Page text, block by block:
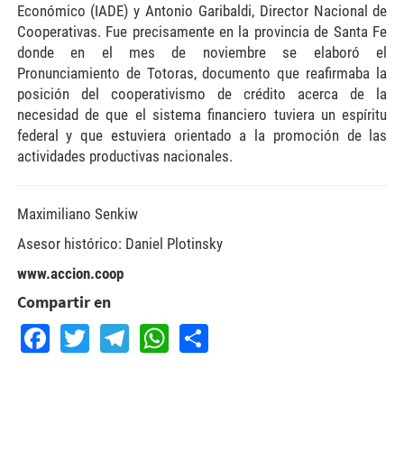
Económico (IADE) y Antonio Garibaldi, Director Nacional de
Cooperativas. Fue precisamente en la provincia de Santa Fe
donde en el mes de noviembre se elaboró el
Pronunciamiento de Totoras, documento que reafirmaba la
posición del cooperativismo de crédito acerca de la
necesidad de que el sistema financiero tuviera un espíritu
federal y que estuviera orientado a la promoción de las
actividades productivas nacionales.
Maximiliano Senkiw
Asesor histórico: Daniel Plotinsky
www.accion.coop
Compartir en
Facebook
TwitterTelegram
WhatsApp
Share